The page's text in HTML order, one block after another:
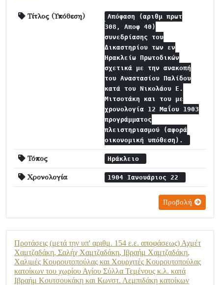
Τίτλος (Υπόθεση)
Απόφαση (αριθμ πρωτ
308, Αποφ 40)
συνεδρίασης του
Δικαστηρίου των εν
Ηρακλείω Πρωτοδικών
σχετικά με την ανακοπή
του Αναστασίου Παλίδου
κατά του Νικολάου Ε.
Μιτσοτάκη και του με
χρονολογία 12 Μαΐου 1903
προγράμματος
πλειστηριασμού (αφορά
οικονομική υπόθεση).
Τόπος Ηράκλειο
Χρονολογία 1904 Ιανουάριος 22
Προβολή
Προτάσεις (μετά την υπ' αριθμ. 154 ε.ε. αποφάσεως) Αχμέτ
Χαμτζαδάκη, Σαλήχ Χαμτζαδάκη, Ιβραήμ Χαμτζαδάκη,
Χαλιμές Κουρουτοπούλας και Χουρχιτές Κουρουτοπούλας
κατοίκων του χωρίου Αγίου Σύλλα Τεμένους κ.λ. κατά
Ιβραήμ Κουτσουκάκη και Κωνστ. Λεμπιδάκη κατοίκων